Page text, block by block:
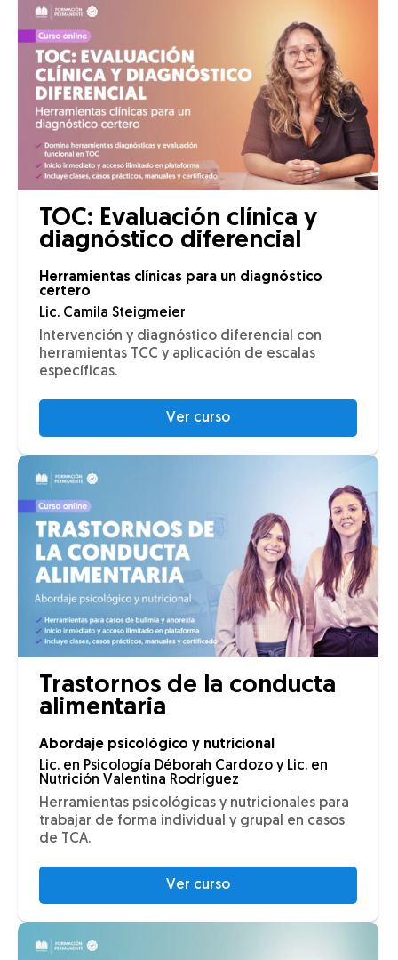
TOC: Evaluación clínica y
diagnóstico diferencial
Herramientas clínicas para un diagnóstico
certero
Lic. Camila Steigmeier
Intervención y diagnóstico diferencial con
herramientas TCC y aplicación de escalas
específicas.
Ver curso
Trastornos de la conducta
alimentaria
Abordaje psicológico y nutricional
Lic. en Psicología Déborah Cardozo y Lic. en
Nutrición Valentina Rodríguez
Herramientas psicológicas y nutricionales para
trabajar de forma individual y grupal en casos
de TCA.
Ver curso